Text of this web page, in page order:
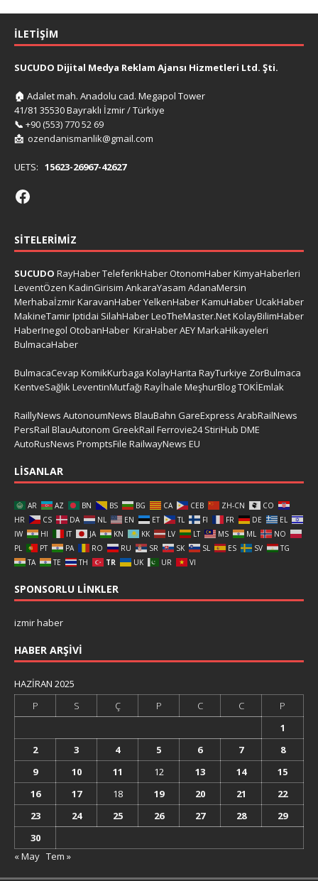
İLETIŞIM
SUCUDO Dijital Medya Reklam Ajansı Hizmetleri Ltd. Şti.
🏠 Adalet mah. Anadolu cad. Megapol Tower
41/81 35530 Bayraklı İzmir / Türkiye
📞 +90 (553) 770 52 69
📩 ozendanismanlik@gmail.com
UETS: 15623-26967-42627
SITELERIMIZ
SUCUDO RayHaberTeleferikHaber OtonomHaberKimyaHaberleri
LeventÖzen KadinGirisim AnkaraYasam AdanaMersin
MerhabaİzmirKaravanHaberYelkenHaberKamuHaberUcakHaber
MakineTamirIptidai SilahHaberLeoTheMaster.NetKolayBilimHaber
HaberInegol OtobanHaber KiraHaberAEYMarkaHikayeleri
BulmacaHaber
BulmacaCevap KomikKurbaga KolayHarita RayTurkiye ZorBulmaca
KentveSağlık LeventinMutfağı Rayİhale MeşhurBlogTOKİEmlak
RaillyNews AutonoumNews BlauBahn GareExpress ArabRailNews
PersRail BlauAutonom GreekRail Ferrovie24 StiriHub DME
AutoRusNews PromptsFile RailwayNews EU
LISANLAR
AR AZ BN BS BG CA CEB ZH-CN
CO
HR
CS DA NL EN ET TL FI FR DE
EL
IW
HI IT JA KN KK LV LT MS ML
NO
PL
PT PA RO RU SR SK SL ES SV
TG
TA
TE TH TR UK UR VI
SPONSORLU LINKLER
izmir haber
HABER ARŞIVI
HAZIRAN 2025
P
S Ç P C C
P
1
2
3 4 5 6 7
8
9
10 11 12 13 14
15
16
17 18 19 20 21
22
23
24 25 26 27 28
29
30
« May Tem »